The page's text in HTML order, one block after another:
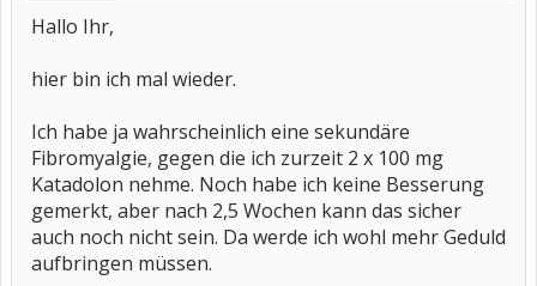
Hallo Ihr,
hier bin ich mal wieder.
Ich habe ja wahrscheinlich eine sekundäre
Fibromyalgie, gegen die ich zurzeit 2 x 100 mg
Katadolon nehme. Noch habe ich keine Besserung
gemerkt, aber nach 2,5 Wochen kann das sicher
auch noch nicht sein. Da werde ich wohl mehr Geduld
aufbringen müssen.